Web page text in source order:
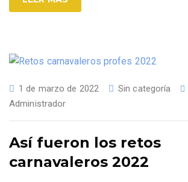
1 de marzo de 2022 Sin categoría
Administrador
Así fueron los retos
carnavaleros 2022